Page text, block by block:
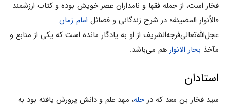
فخار است، از جمله فقها و نامداران عصر خویش بوده و کتاب ارزشمند
«الأنوار المضیئة» در شرح زندگانى و فضائل امام زمان
عجل‌الله‌تعالى‌فرجه‌الشریف از او به یادگار مانده است که یکى از منابع و
مآخذ بحار الانوار هم مى‌باشد.
استادان
سید فخار بن معد که درحله، مهد علم و دانش پرورش یافته بود به